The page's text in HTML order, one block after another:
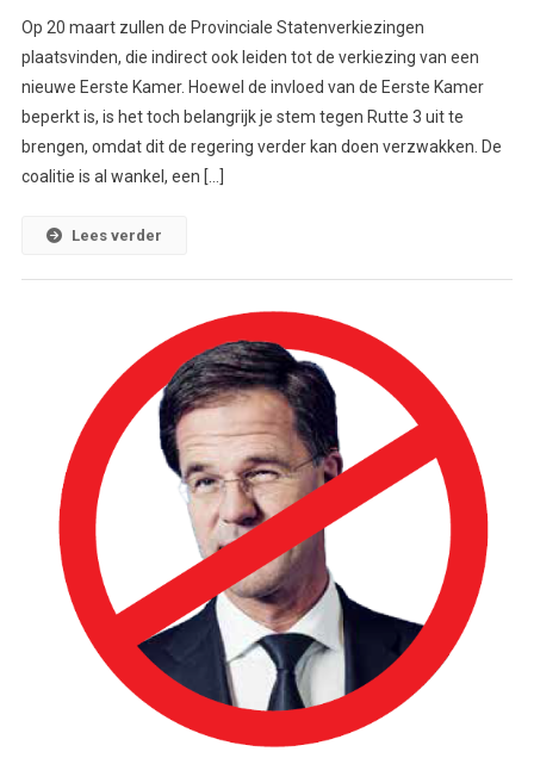
Op 20 maart zullen de Provinciale Statenverkiezingen
plaatsvinden, die indirect ook leiden tot de verkiezing van een
nieuwe Eerste Kamer. Hoewel de invloed van de Eerste Kamer
beperkt is, is het toch belangrijk je stem tegen Rutte 3 uit te
brengen, omdat dit de regering verder kan doen verzwakken. De
coalitie is al wankel, een […]
Lees verder